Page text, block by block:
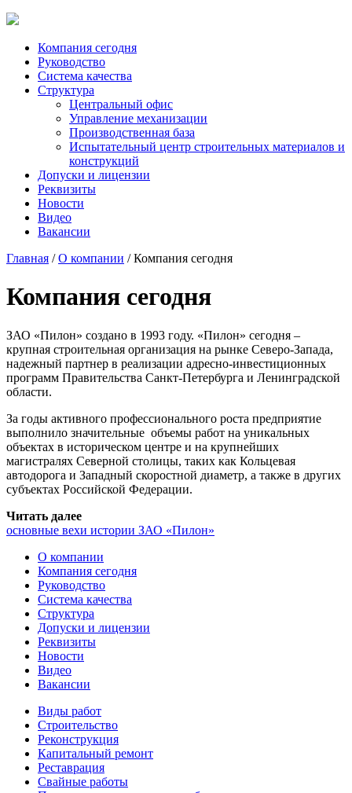
Компания сегодня
Руководство
Система качества
Структура
Центральный офис
Управление механизации
Производственная база
Испытательный центр строительных материалов и
конструкций
Допуски и лицензии
Реквизиты
Новости
Видео
Вакансии
Главная /О компании / Компания сегодня
Компания сегодня
ЗАО «Пилон» создано в 1993 году. «Пилон» сегодня –
крупная строительная организация на рынке Северо-Запада,
надежный партнер в реализации адресно-инвестиционных
программ Правительства Санкт-Петербурга и Ленинградской
области.
За годы активного профессионального роста предприятие
выполнило значительные объемы работ на уникальных
объектах в историческом центре и на крупнейших
магистралях Северной столицы, таких как Кольцевая
автодорога и Западный скоростной диаметр, а также в других
субъектах Российской Федерации.
Читать далее
основные вехи истории ЗАО «Пилон»
О компании
Компания сегодня
Руководство
Система качества
Структура
Допуски и лицензии
Реквизиты
Новости
Видео
Вакансии
Виды работ
Строительство
Реконструкция
Капитальный ремонт
Реставрация
Свайные работы